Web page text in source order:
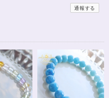
く、梱包もすごく丁寧で袋を開け
で付いてきたさざれも可愛くて綺麗
用したいと思います。 この度は本
※16.5cmオーダー 努力を成功に導く✨ガーネット入りブレスレット15cm
通報する